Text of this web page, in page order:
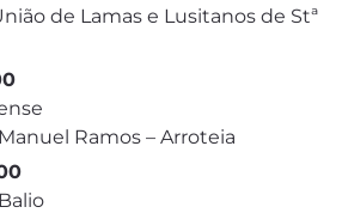
de Lamas e Lusitanos de Stª
Ramos – Arroteia